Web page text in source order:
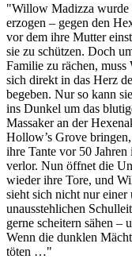
"Willow Madizza wurde
erzogen – gegen den
vor dem ihre Mutter
sie zu schützen. Doch
Familie zu rächen,
sich direkt in das Herz
begeben. Nur so kann
ins Dunkel um das
Massaker an der
Hollow’s Grove
ihre Tante vor 50 Jahren
verlor. Nun öffnet die
wieder ihre Tore, und
sieht sich nicht nur
unausstehlichen
gerne scheitern sähen –
Wenn die dunklen
töten …"